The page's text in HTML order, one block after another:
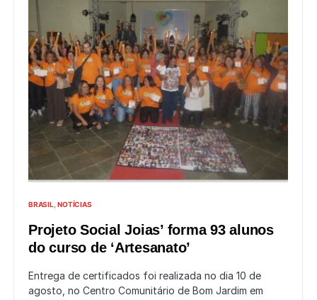
BRASIL NOTÍCIAS
Projeto Social Joias’ forma 93 alunos
do curso de ‘Artesanato’
Entrega de certificados foi realizada no dia 10 de
agosto, no Centro Comunitário de Bom Jardim em